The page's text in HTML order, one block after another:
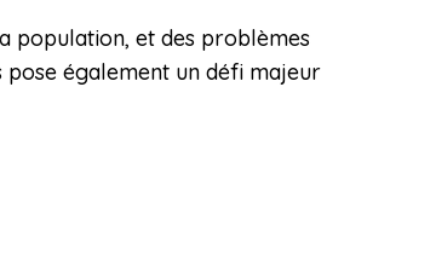
population, et des problèmes
pose également un défi majeur